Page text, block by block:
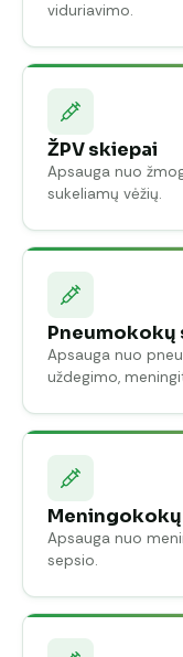
viduriavimo.
ŽPV skiepai
Apsauga nuo
sukeliamų vėžių.
Pneumokokų
Apsauga nuo
uždegimo,
Apsauga nuo
sepsio.